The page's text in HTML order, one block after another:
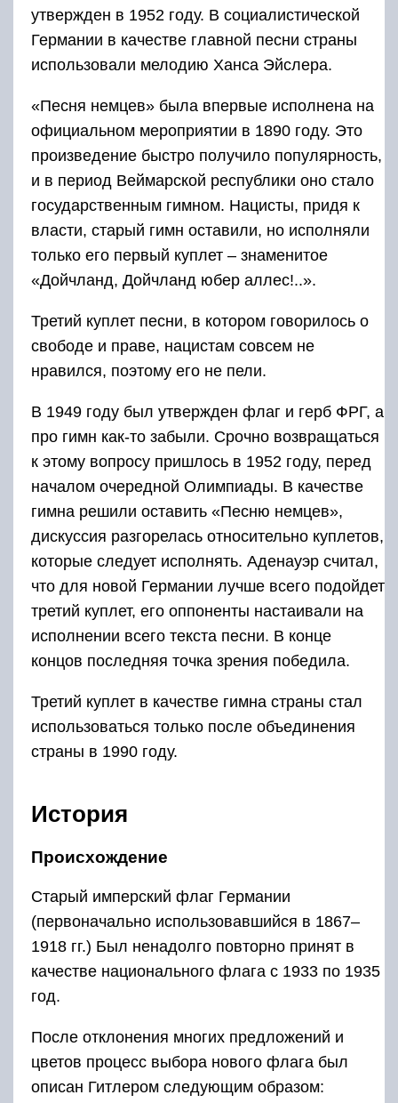
утвержден в 1952 году. В социалистической
Германии в качестве главной песни страны
использовали мелодию Ханса Эйслера.
«Песня немцев» была впервые исполнена на
официальном мероприятии в 1890 году. Это
произведение быстро получило популярность,
и в период Веймарской республики оно стало
государственным гимном. Нацисты, придя к
власти, старый гимн оставили, но исполняли
только его первый куплет – знаменитое
«Дойчланд, Дойчланд юбер аллес!..».
Третий куплет песни, в котором говорилось о
свободе и праве, нацистам совсем не
нравился, поэтому его не пели.
В 1949 году был утвержден флаг и герб ФРГ, а
про гимн как-то забыли. Срочно возвращаться
к этому вопросу пришлось в 1952 году, перед
началом очередной Олимпиады. В качестве
гимна решили оставить «Песню немцев»,
дискуссия разгорелась относительно куплетов,
которые следует исполнять. Аденауэр считал,
что для новой Германии лучше всего подойдет
третий куплет, его оппоненты настаивали на
исполнении всего текста песни. В конце
концов последняя точка зрения победила.
Третий куплет в качестве гимна страны стал
использоваться только после объединения
страны в 1990 году.
История
Происхождение
Старый имперский флаг Германии
(первоначально использовавшийся в 1867–
1918 гг.) Был ненадолго повторно принят в
качестве национального флага с 1933 по 1935
год.
После отклонения многих предложений и
цветов процесс выбора нового флага был
описан Гитлером следующим образом: